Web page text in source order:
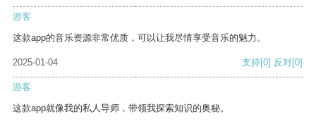
游客
这款app的音乐资源非常优质，可以让我尽情享受音乐的魅力。
2025-01-04 支持[0] 反对[0]
游客
这款app就像我的私人导师，带领我探索知识的奥秘。